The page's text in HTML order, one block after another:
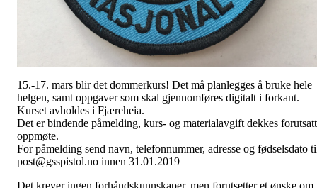
15.-17. mars blir det dommerkurs! Det må planlegges å bruke hele
helgen, samt oppgaver som skal gjennomføres digitalt i forkant.
Kurset avholdes i Fjæreheia.
Det er bindende påmelding, kurs- og materialavgift dekkes forutsatt
oppmøte.
For påmelding send navn, telefonnummer, adresse og fødselsdato
post@gsspistol.no innen 31.01.2019